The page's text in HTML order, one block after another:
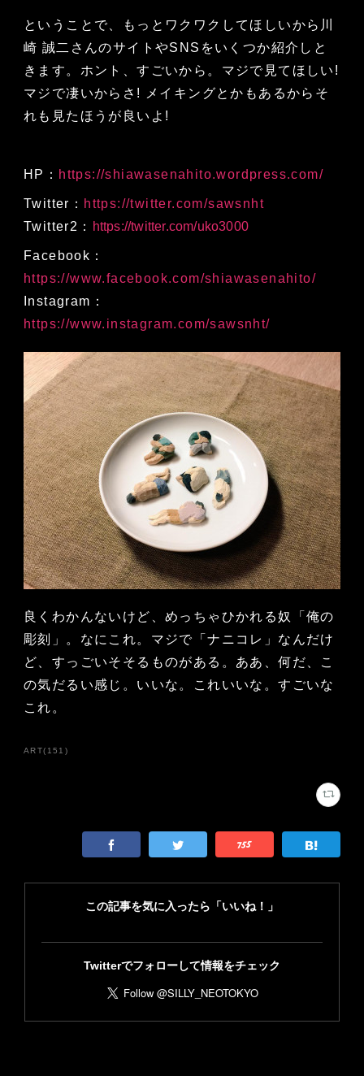
ということで、もっとワクワクしてほしいから川
崎 誠二さんのサイトやSNSをいくつか紹介しと
きます。ホント、すごいから。マジで見てほしい!
マジで凄いからさ! メイキングとかもあるからそ
れも見たほうが良いよ!
HP： https://shiawasenahito.wordpress.com/
Twitter： https://twitter.com/sawsnht
Twitter2：
https://twitter.com/uko3000
Facebook：
https://www.facebook.com/shiawasenahito/
Instagram：
https://www.instagram.com/sawsnht/
良くわかんないけど、めっちゃひかれる奴「俺の
彫刻」。なにこれ。マジで「ナニコレ」なんだけ
ど、すっごいそそるものがある。ああ、何だ、こ
の気だるい感じ。いいな。これいいな。すごいな
これ。
ART( 151 )